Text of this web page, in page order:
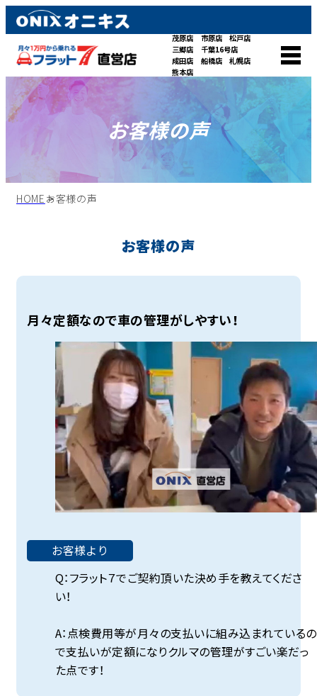
茂原店 市原店
松戸店
三郷店
千葉16号店
成田店
船橋店
札幌店
熊本店
お客様の声
HOME お客様の声
お客様の声
月々定額なので車の管理がしやすい！
お客様より
Q：フラット７でご契約頂いた決め手を教えてくださ
い！
A：点検費用等が月々の支払いに組み込まれているの
で支払いが定額になりクルマの管理がすごい楽だっ
た点です！